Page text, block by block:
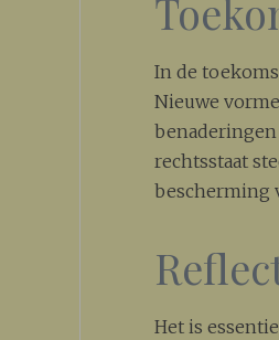
In de
Nieuwe
benaderingen
rechtsstaat
bescherming
Het is